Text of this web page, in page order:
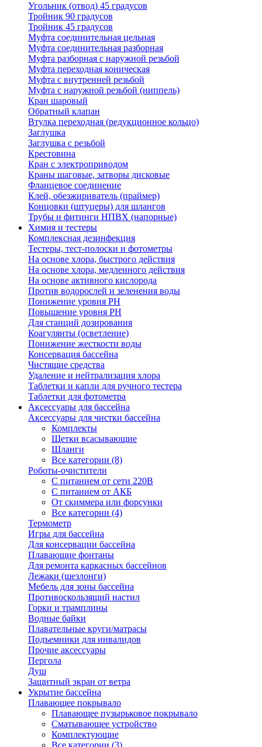
Угольник (отвод) 45 градусов
Тройник 90 градусов
Тройник 45 градусов
Муфта соединительная цельная
Муфта соединительная разборная
Муфта разборная с наружной резьбой
Муфта переходная коническая
Муфта с внутренней резьбой
Муфта с наружной резьбой (ниппель)
Кран шаровый
Обратный клапан
Втулка переходная (редукционное кольцо)
Заглушка
Заглушка с резьбой
Крестовина
Кран с электроприводом
Краны шаговые, затворы дисковые
Фланцевое соединение
Клей, обезжириватель (праймер)
Концовки (штуцеры) для шлангов
Трубы и фитинги НПВХ (напорные)
Химия и тестеры
Комплексная дезинфекция
Тестеры, тест-полоски и фотометры
На основе хлора, быстрого действия
На основе хлора, медленного действия
На основе активного кислорода
Против водорослей и зеленения воды
Понижение уровня РН
Повышение уровня РН
Для станций дозирования
Коагулянты (осветление)
Понижение жесткости воды
Консервация бассейна
Чистящие средства
Удаление и нейтрализация хлора
Таблетки и капли для ручного тестера
Таблетки для фотометра
Аксессуары для бассейна
Аксессуары для чистки бассейна
Комплекты
Щетки всасывающие
Шланги
Все категории (8)
Роботы-очистители
С питанием от сети 220В
С питанием от АКБ
От скиммера или форсунки
Все категории (4)
Термометр
Игры для бассейна
Для консервации бассейна
Плавающие фонтаны
Для ремонта каркасных бассейнов
Лежаки (шезлонги)
Мебель для зоны бассейна
Противоскользящий настил
Горки и трамплины
Водные байки
Плавательные круги/матрасы
Подъемники для инвалидов
Прочие аксессуары
Пергола
Душ
Защитный экран от ветра
Укрытие бассейна
Плавающее покрывало
Плавающее пузырьковое покрывало
Сматывающее устройство
Комплектующие
Все категории (3)